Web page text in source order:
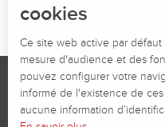
cookies
Ce site web active par
mesure d'audience et des
pouvez configurer votre
informé de l'existence de
aucune information